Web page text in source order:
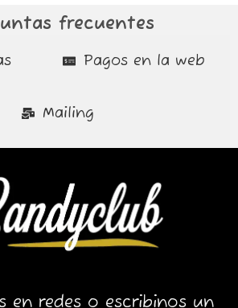
frecuentes
Pagos en la web
Mailing
en redes o escribinos un